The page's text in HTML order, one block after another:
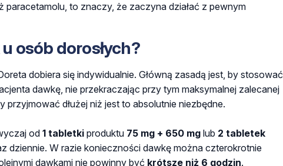
paracetamolu, to znaczy, że zaczyna działać z pewnym
osób dorosłych?
dobiera się indywidualnie. Główną zasadą jest, by stosować
dawkę, nie przekraczając przy tym maksymalnej zalecanej
przyjmować dłużej niż jest to absolutnie niezbędne.
od 1 tabletki produktu 75 mg + 650 mg lub 2 tabletek
dziennie. W razie konieczności dawkę można czterokrotnie
dawkami nie powinny być krótsze niż 6 godzin.